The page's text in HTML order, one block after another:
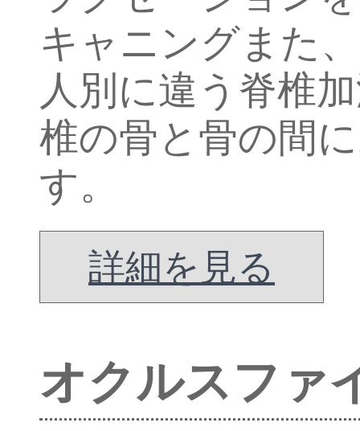
キャニングまた
人別に違う脊椎
椎の骨と骨の間
す。
詳細を見る
オクルスファ